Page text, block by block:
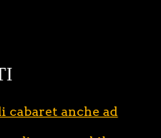
cabaret anche ad